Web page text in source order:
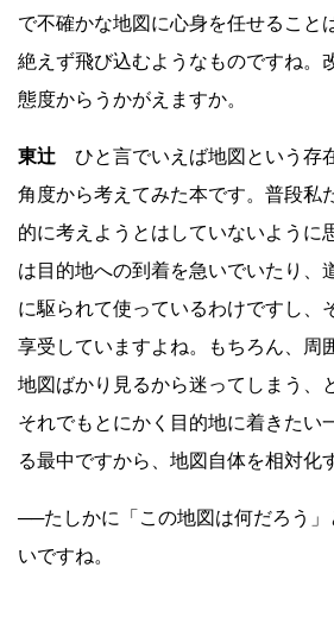
で不確かな地図に心身を任せること
絶えず飛び込むようなものですね。
態度からうかがえますか。
東辻 ひと言でいえば地図という存
角度から考えてみた本です。普段私
的に考えようとはしていないように
は目的地への到着を急いでいたり、
に駆られて使っているわけですし、
享受していますよね。もちろん、周
地図ばかり見るから迷ってしまう、
それでもとにかく目的地に着きたい
る最中ですから、地図自体を相対化
──たしかに「この地図は何だろう
いですね。